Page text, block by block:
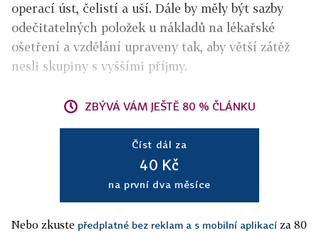
operací úst, čelistí a uší. Dále by měly být sazby
odečitatelných položek u nákladů na lékařské
ošetření a vzdělání upraveny tak, aby větší zátěž
nesli skupiny s vyššími příjmy.
ZBÝVÁ VÁM JEŠTĚ 80 % ČLÁNKU
Číst dál za
40 Kč
na první dva měsíce
Nebo zkuste předplatné bez reklam a s mobilní aplikací za 80